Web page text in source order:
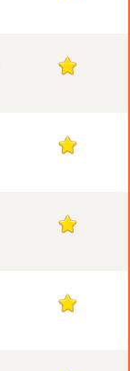
1
1
1
1